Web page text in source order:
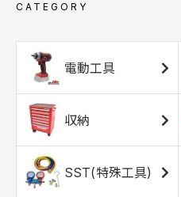
CATEGORY
電動工具
収納
SST(特殊工具)